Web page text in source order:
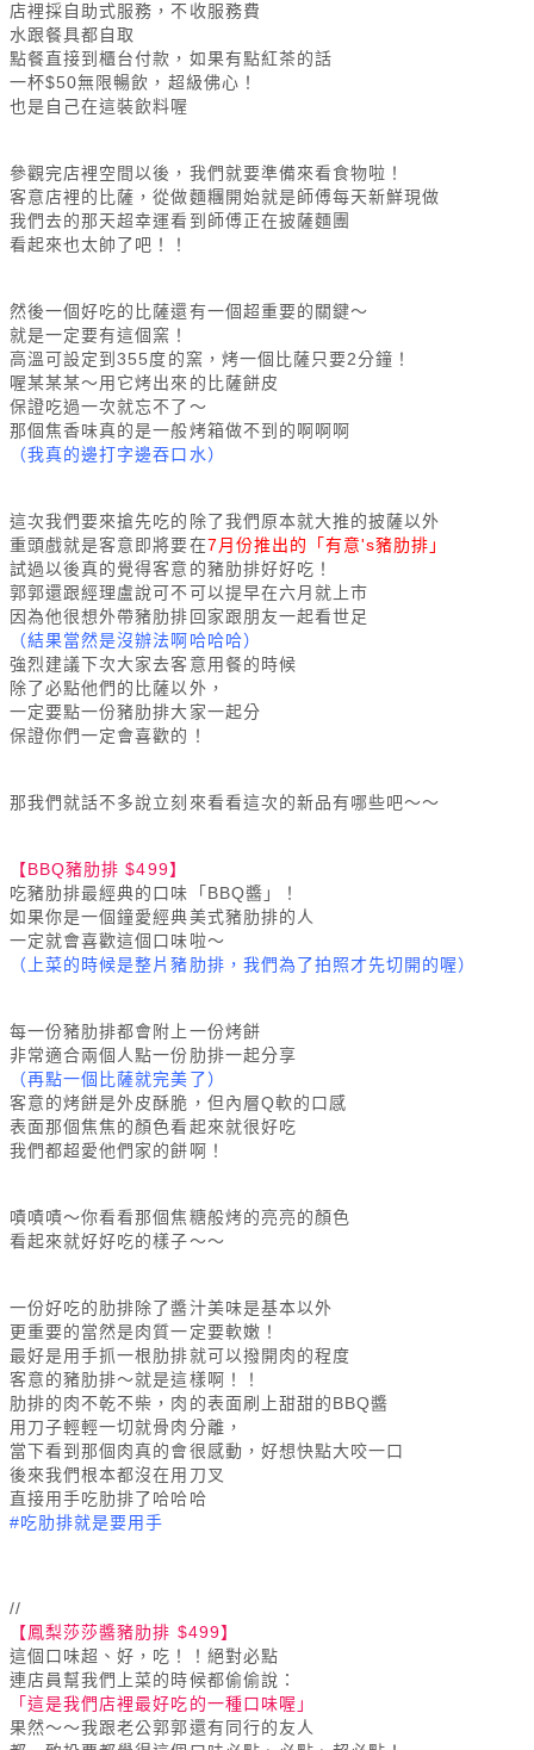
店裡採自助式服務，不收服務費
水跟餐具都自取
點餐直接到櫃台付款，如果有點紅茶的話
一杯$50無限暢飲，超級佛心！
也是自己在這裝飲料喔
參觀完店裡空間以後，我們就要準備來看食物啦！
客意店裡的比薩，從做麵糰開始就是師傅每天新鮮現做
我們去的那天超幸運看到師傅正在披薩麵團
看起來也太帥了吧！！
然後一個好吃的比薩還有一個超重要的關鍵～
就是一定要有這個窯！
高溫可設定到355度的窯，烤一個比薩只要2分鐘！
喔某某某～用它烤出來的比薩餅皮
保證吃過一次就忘不了～
那個焦香味真的是一般烤箱做不到的啊啊啊
（我真的邊打字邊吞口水）
這次我們要來搶先吃的除了我們原本就大推的披薩以外
重頭戲就是客意即將要在7月份推出的「有意's豬肋排」
試過以後真的覺得客意的豬肋排好好吃！
郭郭還跟經理盧說可不可以提早在六月就上市
因為他很想外帶豬肋排回家跟朋友一起看世足
（結果當然是沒辦法啊哈哈哈）
強烈建議下次大家去客意用餐的時候
除了必點他們的比薩以外，
一定要點一份豬肋排大家一起分
保證你們一定會喜歡的！
那我們就話不多說立刻來看看這次的新品有哪些吧～～
【BBQ豬肋排 $499】
吃豬肋排最經典的口味「BBQ醬」！
如果你是一個鐘愛經典美式豬肋排的人
一定就會喜歡這個口味啦～
（上菜的時候是整片豬肋排，我們為了拍照才先切開的喔）
每一份豬肋排都會附上一份烤餅
非常適合兩個人點一份肋排一起分享
（再點一個比薩就完美了）
客意的烤餅是外皮酥脆，但內層Q軟的口感
表面那個焦焦的顏色看起來就很好吃
我們都超愛他們家的餅啊！
嘖嘖嘖～你看看那個焦糖般烤的亮亮的顏色
看起來就好好吃的樣子～～
一份好吃的肋排除了醬汁美味是基本以外
更重要的當然是肉質一定要軟嫩！
最好是用手抓一根肋排就可以撥開肉的程度
客意的豬肋排～就是這樣啊！！
肋排的肉不乾不柴，肉的表面刷上甜甜的BBQ醬
用刀子輕輕一切就骨肉分離，
當下看到那個肉真的會很感動，好想快點大咬一口
後來我們根本都沒在用刀叉
直接用手吃肋排了哈哈哈
#吃肋排就是要用手
//
【鳳梨莎莎醬豬肋排 $499】
這個口味超、好，吃！！絕對必點
連店員幫我們上菜的時候都偷偷說：
「這是我們店裡最好吃的一種口味喔」
果然～～我跟老公郭郭還有同行的友人